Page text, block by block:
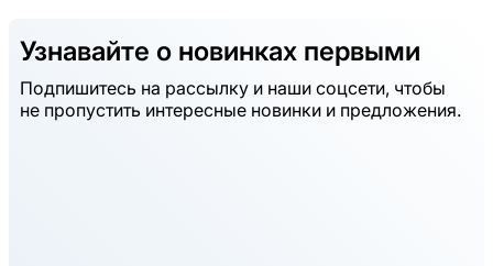
Узнавайте о новинках первыми
Подпишитесь на рассылку и наши соцсети, чтобы
не пропустить интересные новинки и предложения.